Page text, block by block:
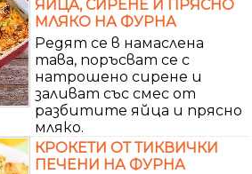
ЯЙЦА, СИРЕНЕ И ПРЯСНО
МЛЯКО НА ФУРНА
Редят се в намаслена
тава, поръсват се с
натрошено сирене и
заливат със смес от
разбитите яйца и прясно
мляко.
КРОКЕТИ ОТ ТИКВИЧКИ
ПЕЧЕНИ НА ФУРНА